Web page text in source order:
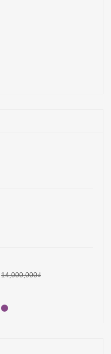
14,000,000₫